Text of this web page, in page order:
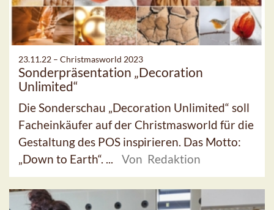
23.11.22 – Christmasworld 2023
Sonderpräsentation „Decoration
Unlimited“
Die Sonderschau „Decoration Unlimited“ soll
Facheinkäufer auf der Christmasworld für die
Gestaltung des POS inspirieren. Das Motto:
„Down to Earth“. ...
Von Redaktion